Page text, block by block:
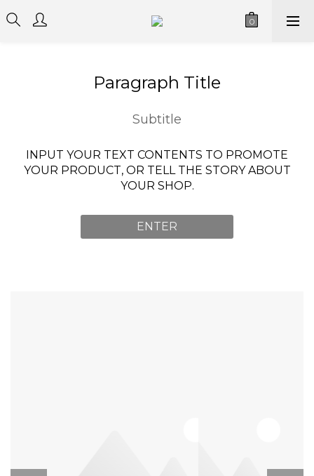
Paragraph Title
Subtitle
INPUT YOUR TEXT CONTENTS TO PROMOTE
YOUR PRODUCT, OR TELL THE STORY ABOUT
YOUR SHOP.
ENTER